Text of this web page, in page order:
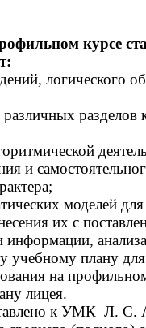
курсе
логического
и
моделей
их с
информации,
плану для
на
лицея.
к УМК Л. С.